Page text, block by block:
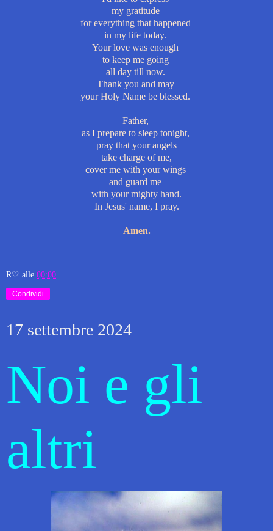
my gratitude
for everything that happened
in my life today.
Your love was enough
to keep me going
all day till now.
Thank you and may
your Holy Name be blessed.
Father,
as I prepare to sleep tonight,
pray that your angels
take charge of me,
cover me with your wings
and guard me
with your mighty hand.
In Jesus' name, I pray.
Amen.
R♡ alle 00:00
Condividi
17 settembre 2024
Noi e gli
altri